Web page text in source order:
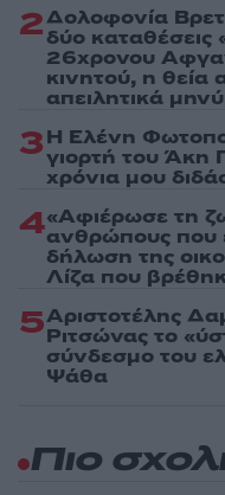
2Δολοφονία
δύο καταθέσεις
26χρονου
κινητού, η θεία
απειλητικά
3Η Ελένη
γιορτή του Άκη
χρόνια μου
4«Αφιέρωσε τη
ανθρώπους που
δήλωση της
Λίζα που
5Αριστοτέλης
Ριτσώνας το
σύνδεσμο του
Ψάθα
Πιο